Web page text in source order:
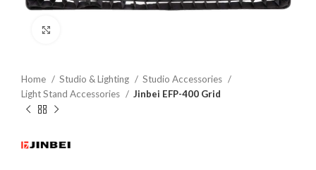
Home Studio & Lighting
Studio Accessories
Light Stand Accessories
Jinbei EFP-400 Grid